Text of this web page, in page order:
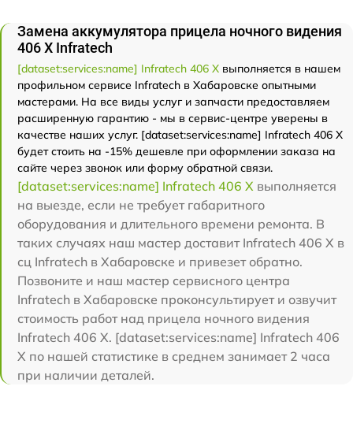
Замена аккумулятора прицела ночного видения
406 Х Infratech
[dataset:services:name] Infratech 406 Х выполняется в нашем
профильном сервисе Infratech в Хабаровске опытными
мастерами. На все виды услуг и запчасти предоставляем
расширенную гарантию - мы в сервис-центре уверены в
качестве наших услуг. [dataset:services:name] Infratech 406 Х
будет стоить на -15% дешевле при оформлении заказа на
сайте через звонок или форму обратной связи.
[dataset:services:name] Infratech 406 Х выполняется
на выезде, если не требует габаритного
оборудования и длительного времени ремонта. В
таких случаях наш мастер доставит Infratech 406 Х в
сц Infratech в Хабаровске и привезет обратно.
Позвоните и наш мастер сервисного центра
Infratech в Хабаровске проконсультирует и озвучит
стоимость работ над прицела ночного видения
Infratech 406 Х. [dataset:services:name] Infratech 406
Х по нашей статистике в среднем занимает 2 часа
при наличии деталей.